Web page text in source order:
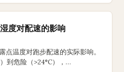
度对配速的影响
点温度对跑步配速的实际影响。
到危险（>24°C），